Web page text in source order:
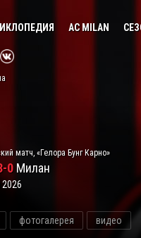
AC MILAN
матч, «Гелора Бунг Карно»
0 Милан
2026
фотогалерея видео